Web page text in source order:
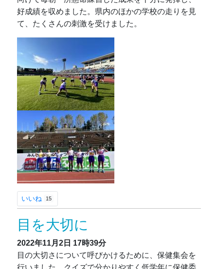
好成績を収めました。県内のほかの学校の走りを見
て、たくさんの刺激を受けました。
いいね 15
目を大切に
2022年11月2日 17時39分
目の大切さについて呼びかけるために、保健集会を
行いました。クイズで分かりやすく低学年に保健委